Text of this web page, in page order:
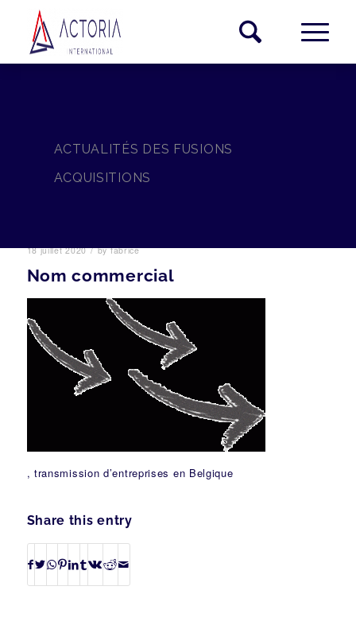
ACTUALITÉS DES FUSIONS
ACQUISITIONS
18 juillet 2020 / byfabrice
Nom commercial
, transmission d’entreprises en Belgique
Share this entry